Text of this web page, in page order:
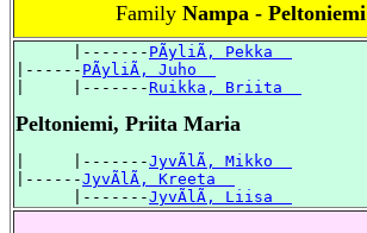
Family Nampa - Peltoniemi
      |-------
PÃyliÃ, Pekka
|------ PÃyliÃ, Juho
|     |-------Ruikka, Briita
Peltoniemi, Priita Maria
|     |-------JyvÃlÃ, Mikko
|------JyvÃlÃ, Kreeta
      |-------
JyvÃlÃ, Liisa